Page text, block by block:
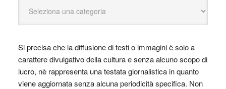
Si precisa che la diffusione di testi o immagini è solo a
carattere divulgativo della cultura e senza alcuno scopo di
lucro, nè rappresenta una testata giornalistica in quanto
viene aggiornata senza alcuna periodicità specifica. Non